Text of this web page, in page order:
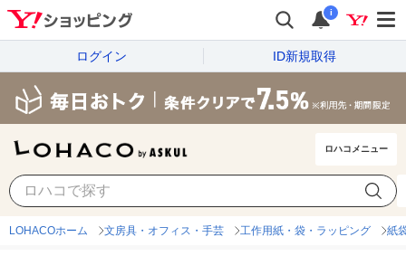
i
ログイン ID新規取得
ロハコメニュー
LOHACOホーム 文房具・オフィス・手芸 工作用紙・袋・ラッピング 紙